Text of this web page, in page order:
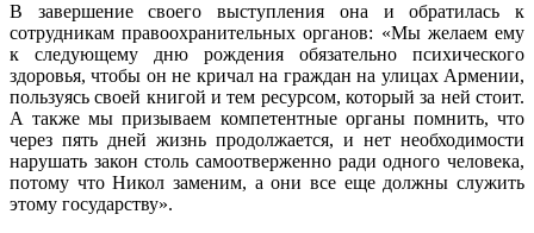
В завершение своего выступления она и обратилась к
сотрудникам правоохранительных органов: «Мы желаем ему
к следующему дню рождения обязательно психического
здоровья, чтобы он не кричал на граждан на улицах Армении,
пользуясь своей книгой и тем ресурсом, который за ней стоит.
А также мы призываем компетентные органы помнить, что
через пять дней жизнь продолжается, и нет необходимости
нарушать закон столь самоотверженно ради одного человека,
потому что Никол заменим, а они все еще должны служить
этому государству».